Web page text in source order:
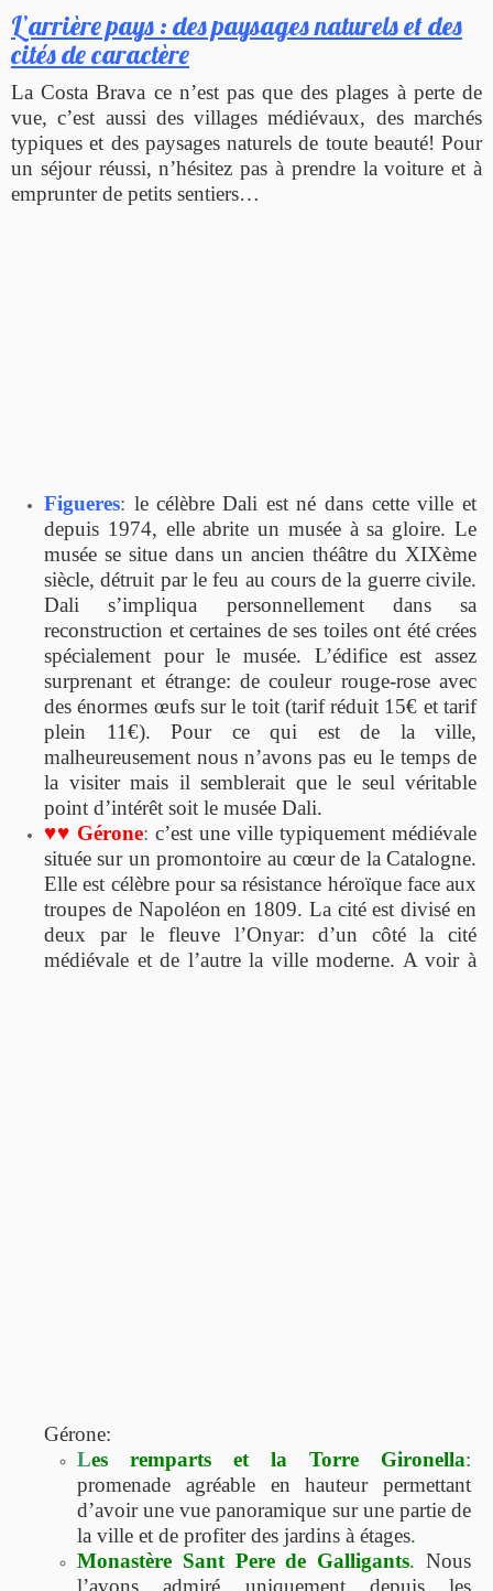
L’arrière pays : des paysages naturels et des
cités de caractère
La Costa Brava ce n’est pas que des plages à perte de
vue, c’est aussi des villages médiévaux, des marchés
typiques et des paysages naturels de toute beauté! Pour
un séjour réussi, n’hésitez pas à prendre la voiture et à
emprunter de petits sentiers…
Figueres: le célèbre Dali est né dans cette ville et
depuis 1974, elle abrite un musée à sa gloire. Le
musée se situe dans un ancien théâtre du XIXème
siècle, détruit par le feu au cours de la guerre civile.
Dali s’impliqua personnellement dans sa
reconstruction et certaines de ses toiles ont été crées
spécialement pour le musée. L’édifice est assez
surprenant et étrange: de couleur rouge-rose avec
des énormes œufs sur le toit (tarif réduit 15€ et tarif
plein 11€). Pour ce qui est de la ville,
malheureusement nous n’avons pas eu le temps de
la visiter mais il semblerait que le seul véritable
point d’intérêt soit le musée Dali.
♥♥ Gérone: c’est une ville typiquement médiévale
située sur un promontoire au cœur de la Catalogne.
Elle est célèbre pour sa résistance héroïque face aux
troupes de Napoléon en 1809. La cité est divisé en
deux par le fleuve l’Onyar: d’un côté la cité
médiévale et de l’autre la villemoderne. A voir à
Gérone:
Les remparts et la Torre Gironella:
promenade agréable en hauteur permettant
d’avoir une vue panoramique sur une partie de
la ville et de profiter des jardins à étages.
Monastère Sant Pere de Galligants.Nous